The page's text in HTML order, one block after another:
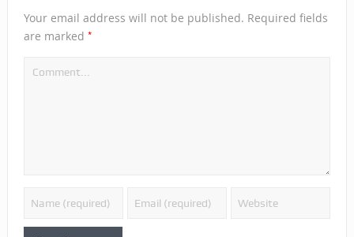
Your email address will not be published. Required fields
are marked *